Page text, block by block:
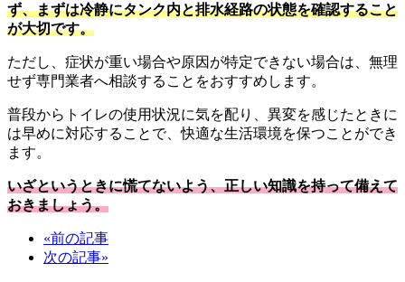
ず、まずは冷静にタンク内と排水経路の状態を確認すること
が大切です。
ただし、症状が重い場合や原因が特定できない場合は、無理
せず専門業者へ相談することをおすすめします。
普段からトイレの使用状況に気を配り、異変を感じたときに
は早めに対応することで、快適な生活環境を保つことができ
ます。
いざというときに慌てないよう、正しい知識を持って備えて
おきましょう。
«前の記事
次の記事»